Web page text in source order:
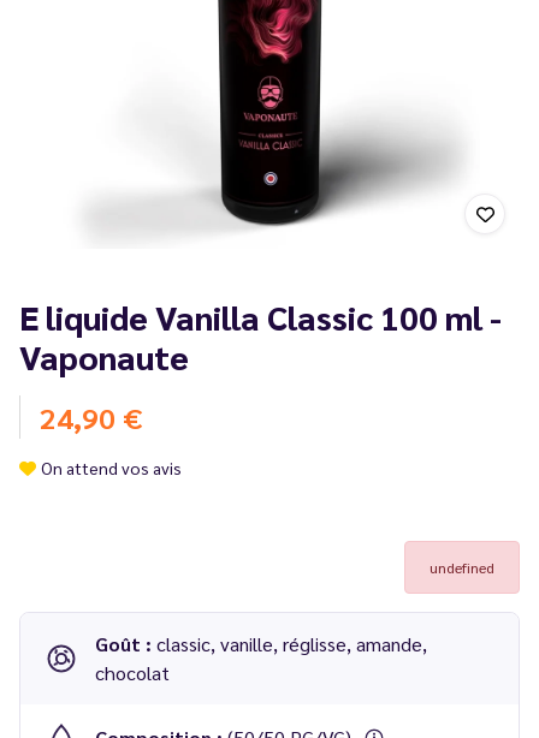
E liquide Vanilla Classic 100 ml -
Vaponaute
24,90 €
On attend vos avis
undefined
Goût : classic, vanille, réglisse, amande,
chocolat